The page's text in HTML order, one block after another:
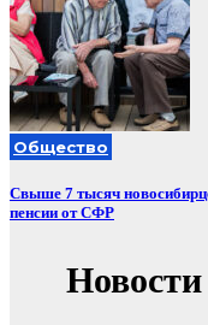
Общество
Свыше 7 тысяч
пенсии от СФР